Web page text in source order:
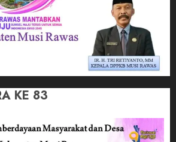
KE 83